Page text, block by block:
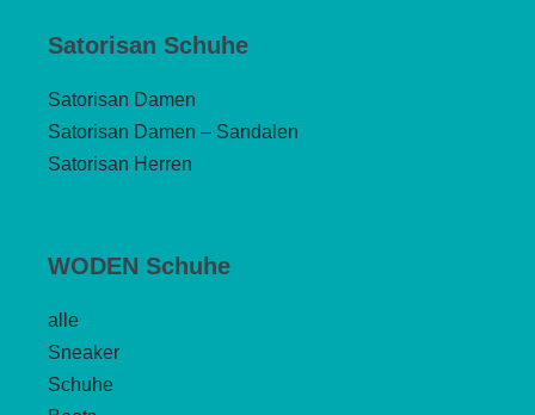
Satorisan Schuhe
Satorisan Damen
Satorisan Damen – Sandalen
Satorisan Herren
WODEN Schuhe
alle
Sneaker
Schuhe